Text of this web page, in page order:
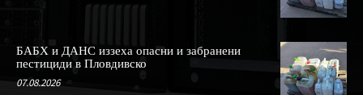
БАБХ и ДАНС иззеха опасни и забранени
пестициди в Пловдивско
07.08.2026